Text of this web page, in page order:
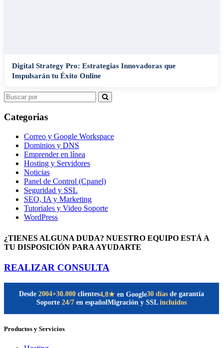
Digital Strategy Pro: Estrategias Innovadoras que
Impulsarán tu Éxito Online
Search
for:
Categorias
Correo y Google Workspace
Dominios y DNS
Emprender en línea
Hosting y Servidores
Noticias
Panel de Control (Cpanel)
Seguridad y SSL
SEO, IA y Marketing
Tutoriales y Video Soporte
WordPress
¿TIENES ALGUNA DUDA? NUESTRO EQUIPO ESTÁ A
TU DISPOSICIÓN PARA AYUDARTE
REALIZAR CONSULTA
Desde 2004+30.000 clientes4,8★ en Google30 días de garantía
Soporte 24/7 en españolMigración y SSL incluidos
Productos y Servicios